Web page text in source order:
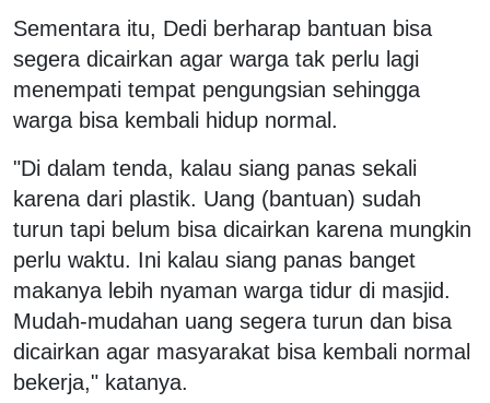
Sementara itu, Dedi berharap bantuan bisa
segera dicairkan agar warga tak perlu lagi
menempati tempat pengungsian sehingga
warga bisa kembali hidup normal.
"Di dalam tenda, kalau siang panas sekali
karena dari plastik. Uang (bantuan) sudah
turun tapi belum bisa dicairkan karena mungkin
perlu waktu. Ini kalau siang panas banget
makanya lebih nyaman warga tidur di masjid.
Mudah-mudahan uang segera turun dan bisa
dicairkan agar masyarakat bisa kembali normal
bekerja," katanya.